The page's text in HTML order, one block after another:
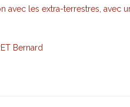
avec les extra-terrestres, avec
Bernard